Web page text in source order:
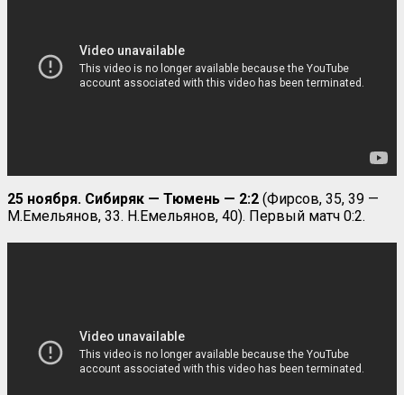
25 ноября. Сибиряк — Тюмень — 2:2 (Фирсов, 35, 39 —
М.Емельянов, 33. Н.Емельянов, 40). Первый матч 0:2.